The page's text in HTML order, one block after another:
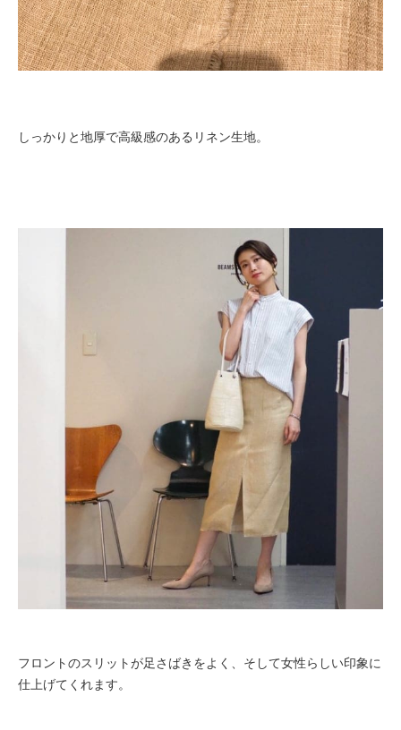
しっかりと地厚で高級感のあるリネン生地。
フロントのスリットが足さばきをよく、そして女性らしい印象に
仕上げてくれます。